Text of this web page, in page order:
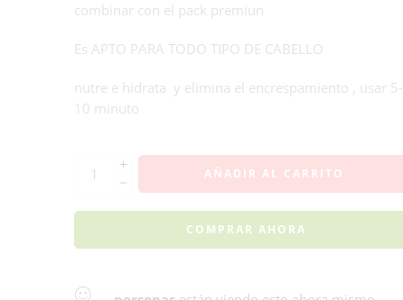
combinar con el pack premiun
Es APTO PARA TODO TIPO DE CABELLO
nutre e hidrata y elimina el encrespamiento , usar 5-
10 minuto
AÑADIR AL CARRITO
COMPRAR AHORA